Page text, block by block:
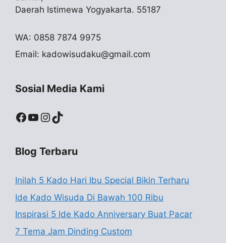
Daerah Istimewa Yogyakarta. 55187
WA: 0858 7874 9975
Email: kadowisudaku@gmail.com
Sosial Media Kami
Facebook
YouTube
Instagram
TikTok
Blog Terbaru
Inilah 5 Kado Hari Ibu Special Bikin Terharu
Ide Kado Wisuda Di Bawah 100 Ribu
Inspirasi 5 Ide Kado Anniversary Buat Pacar
7 Tema Jam Dinding Custom